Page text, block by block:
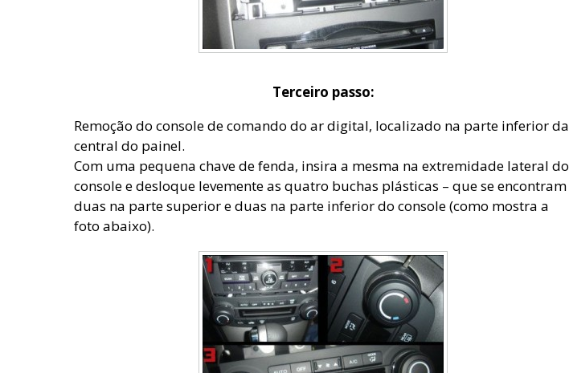
Terceiro passo:
Remoção do console de comando do ar digital, localizado na parte inferior da
central do painel.
Com uma pequena chave de fenda, insira a mesma na extremidade lateral do
console e desloque levemente as quatro buchas plásticas – que se encontram
duas na parte superior e duas na parte inferior do console (como mostra a
foto abaixo).